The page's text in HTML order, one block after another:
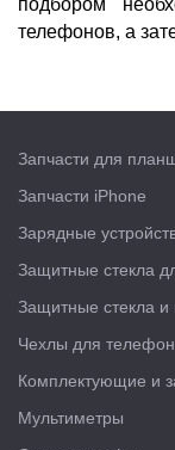
телефонов, а
Запчасти для
Запчасти iPhone
Зарядные
Защитные стекла
Защитные стекла
Чехлы для
Комплектующие и
Мультиметры